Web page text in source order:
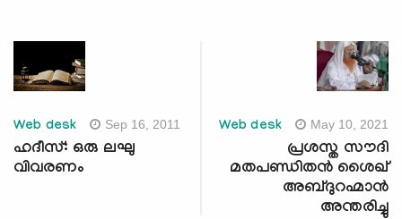
Web desk Sep 16, 2011
ഹദീസ്: ഒരു ലഘു
വിവരണം
Web desk May 10, 2021
പ്രശസ്ത സൗദി
മതപണ്ഡിതന്‍ ശൈഖ്
അബ്ദുറഹ്മാന്‍
അന്തരിച്ചു